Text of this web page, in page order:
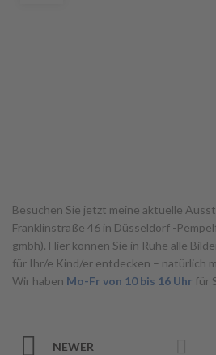
Besuchen Sie jetzt meine aktuelle
Franklinstraße 46 in Düsseldorf -
gmbh). Hier können Sie in Ruhe alle
für Ihr/e Kind/er entdecken – natürlich
Wir haben Mo-Fr von 10 bis 16 Uhr für
NEWER